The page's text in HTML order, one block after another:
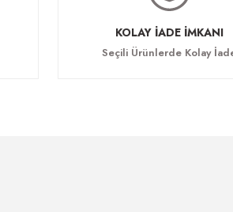
KOLAY İADE İMKANI
Seçili Ürünlerde Kolay